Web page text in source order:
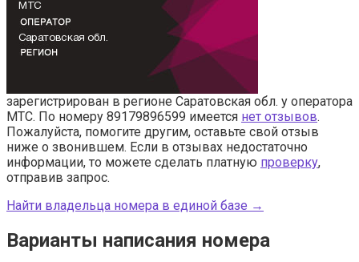
зарегистрирован в регионе Саратовская обл. у оператора
МТС. По номеру 89179896599 имеется нет отзывов.
Пожалуйста, помогите другим, оставьте свой отзыв
ниже о звонившем. Если в отзывах недостаточно
информации, то можете сделать платную проверку,
отправив запрос.
Найти владельца номера в единой базе →
Варианты написания номера